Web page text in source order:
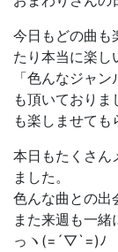
今日もどの曲も
たり本当に楽し
「色んなジャ
も頂いており
も楽しませても
本日もたくさん
ました。
色んな曲との出
また来週も一
っヽ(=´▽`=)ﾉ